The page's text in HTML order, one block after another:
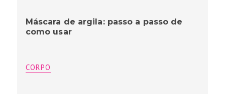
Máscara de argila: passo a passo de
como usar
CORPO